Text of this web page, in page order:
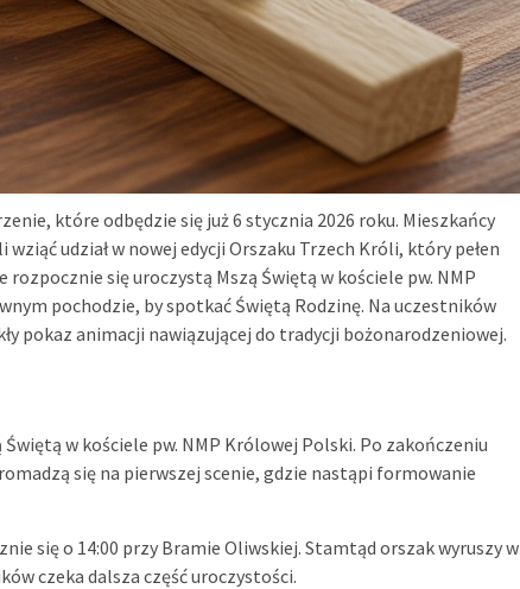
które odbędzie się już 6 stycznia 2026 roku. Mieszkańcy
udział w nowej edycji Orszaku Trzech Króli, który pełen
się uroczystą Mszą Świętą w kościele pw. NMP
pochodzie, by spotkać Świętą Rodzinę. Na uczestników
pokaz animacji nawiązującej do tradycji bożonarodzeniowej.
w kościele pw. NMP Królowej Polski. Po zakończeniu
się na pierwszej scenie, gdzie nastąpi formowanie
się o 14:00 przy Bramie Oliwskiej. Stamtąd orszak wyruszy w
czeka dalsza część uroczystości.